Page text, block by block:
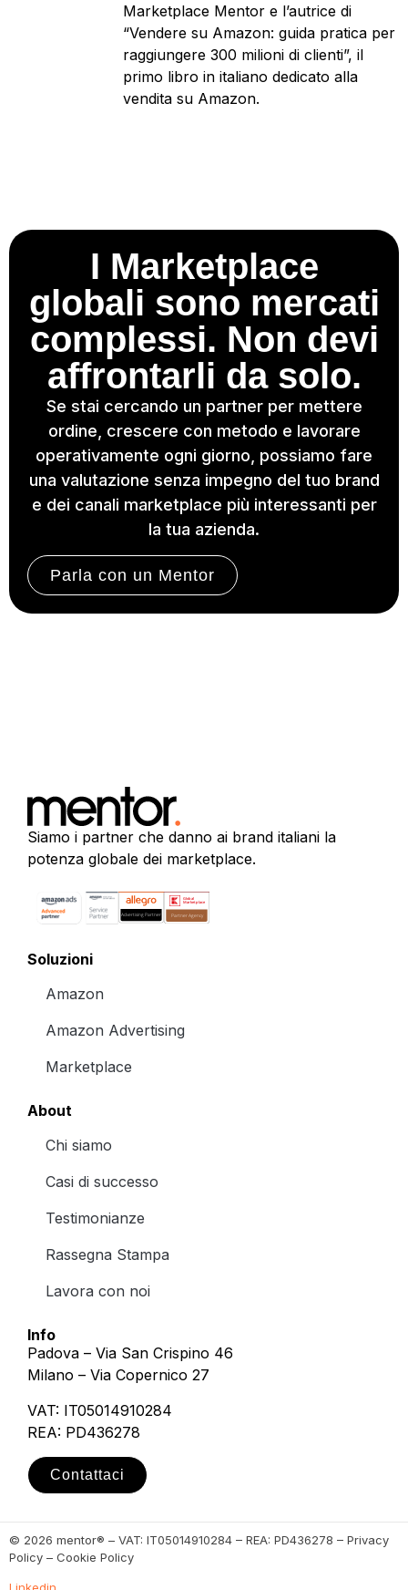
Marketplace Mentor e l’autrice di
“Vendere su Amazon: guida pratica per
raggiungere 300 milioni di clienti”, il
primo libro in italiano dedicato alla
vendita su Amazon.
I Marketplace
globali sono mercati
complessi. Non devi
affrontarli da solo.
Se stai cercando un partner per mettere
ordine, crescere con metodo e lavorare
operativamente ogni giorno, possiamo fare
una valutazione senza impegno del tuo brand
e dei canali marketplace più interessanti per
la tua azienda.
Parla con un Mentor
Siamo i partner che danno ai brand italiani la
potenza globale dei marketplace.
Soluzioni
Amazon
Amazon Advertising
Marketplace
About
Chi siamo
Casi di successo
Testimonianze
Rassegna Stampa
Lavora con noi
Info
Padova – Via San Crispino 46
Milano – Via Copernico 27
VAT: IT05014910284
REA: PD436278
Contattaci
© 2026 mentor® – VAT: IT05014910284 – REA: PD436278 – Privacy
Policy – Cookie Policy